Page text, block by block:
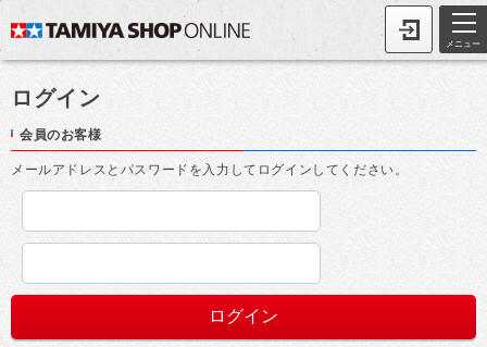
メニュー
ログイン
会員のお客様
メールアドレスとパスワードを入力してログインしてください。